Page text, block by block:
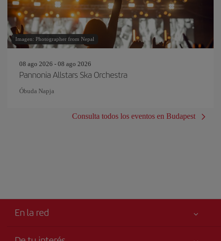
Imagen: Photographer from Nepal
08 ago 2026 - 08 ago 2026
Pannonia Allstars Ska Orchestra
Óbuda Napja
Consulta todos los eventos en Budapest
En la red